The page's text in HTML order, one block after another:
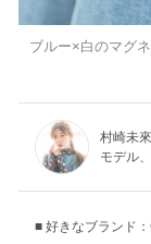
ブルー×白のマグ
村崎未
モデル
好きなブランド